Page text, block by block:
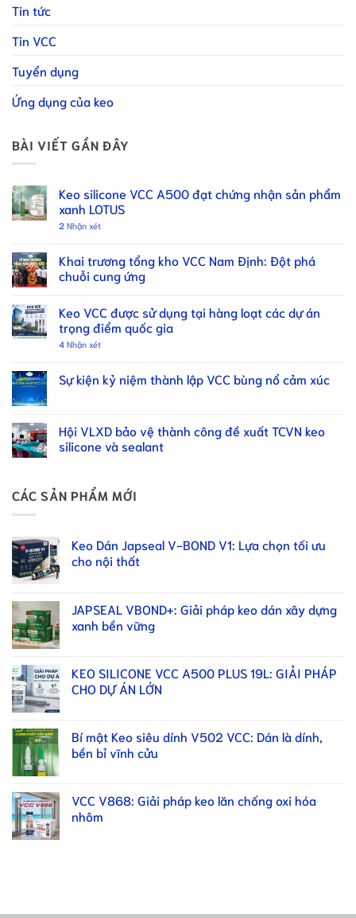
Tin tức
Tin VCC
Tuyển dụng
Ứng dụng của keo
BÀI VIẾT GẦN ĐÂY
Keo silicone VCC A500 đạt chứng nhận sản phẩm
xanh LOTUS
2 Nhận xét
Khai trương tổng kho VCC Nam Định: Đột phá
chuỗi cung ứng
Keo VCC được sử dụng tại hàng loạt các dự án
trọng điểm quốc gia
4 Nhận xét
Sự kiện kỷ niệm thành lập VCC bùng nổ cảm xúc
Hội VLXD bảo vệ thành công đề xuất TCVN keo
silicone và sealant
CÁC SẢN PHẨM MỚI
Keo Dán Japseal V-BOND V1: Lựa chọn tối ưu
cho nội thất
JAPSEAL VBOND+: Giải pháp keo dán xây dựng
xanh bền vững
KEO SILICONE VCC A500 PLUS 19L: GIẢI PHÁP
CHO DỰ ÁN LỚN
Bí mật Keo siêu dính V502 VCC: Dán là dính,
bền bỉ vĩnh cửu
VCC V868: Giải pháp keo lăn chống oxi hóa
nhôm